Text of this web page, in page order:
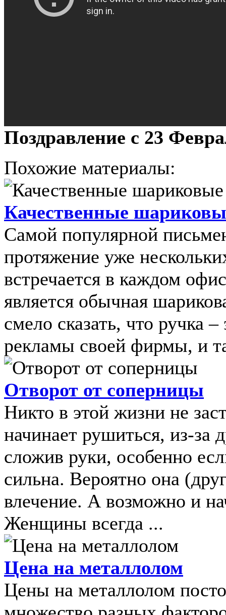
Поздравление с 23
Похожие материалы:
Качественные
Самой популярной
протяжение уже
встречается в каждом
является обычная
смело сказать, что ручка
рекламы своей фирмы, и
Отворот от соперницы
Никто в этой жизни не
начинает рушиться, из-
сложив руки, особенно
сильна. Вероятно она
влечение. А возможно и
Женщины всегда ...
Цена на металлолом
Цены на металлолом